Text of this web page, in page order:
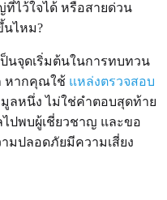
ไว้ใจได้ หรือสายด่วน
ไหม?
นจุดเริ่มต้นในการทบทวน
หากคุณใช้ แหล่งตรวจสอบ
ลหนึ่ง ไม่ใช่คำตอบสุดท้าย
ปพบผู้เชี่ยวชาญ และขอ
มปลอดภัยมีความเสี่ยง